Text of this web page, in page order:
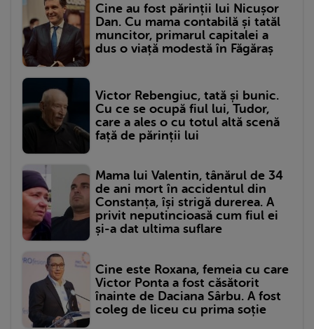
Cine au fost părinții lui Nicușor
Dan. Cu mama contabilă și tatăl
muncitor, primarul capitalei a
dus o viață modestă în Făgăraș
Victor Rebengiuc, tată și bunic.
Cu ce se ocupă fiul lui, Tudor,
care a ales o cu totul altă scenă
față de părinții lui
Mama lui Valentin, tânărul de 34
de ani mort în accidentul din
Constanța, își strigă durerea. A
privit neputincioasă cum fiul ei
și-a dat ultima suflare
Cine este Roxana, femeia cu care
Victor Ponta a fost căsătorit
înainte de Daciana Sârbu. A fost
coleg de liceu cu prima soție